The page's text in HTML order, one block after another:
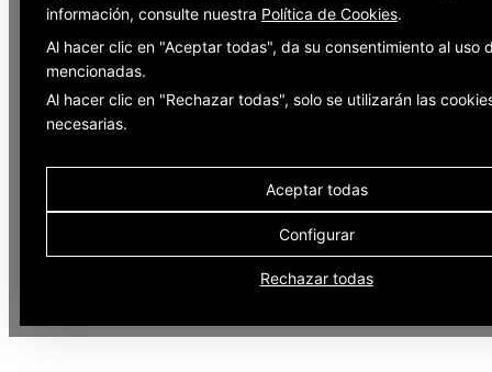
información, consulte nuestra Política de Cookies.
Al hacer clic en "Aceptar todas", da su consentimiento al uso
mencionadas.
Al hacer clic en "Rechazar todas", solo se utilizarán las
necesarias.
Aceptar todas
Configurar
Rechazar todas